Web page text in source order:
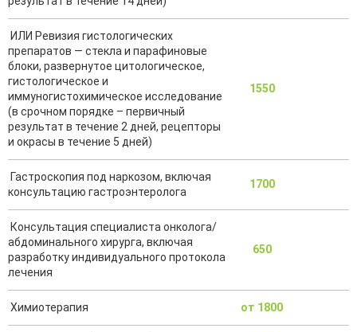
ИЛИ Ревизия гистологических
препаратов — стекла и парафиновые
блоки, развернутое цитологическое,
гистологическое и
иммуногистохимическое исследование
(в срочном порядке – первичный
результат в течение 2 дней, рецепторы
и окрасы в течение 5 дней)
1550
Гастроскопия под наркозом, включая
консультацию гастроэнтеролога
1700
Консультация специалиста онколога/
абдоминального хирурга, включая
разработку индивидуального протокола
лечения
650
Химиотерапия от 1800